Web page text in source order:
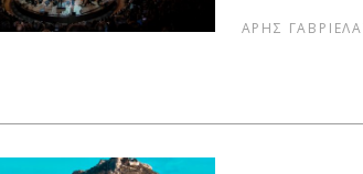
ΑΡΗΣ